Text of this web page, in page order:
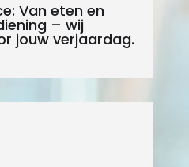
Van eten en
– wij
jouw verjaardag.